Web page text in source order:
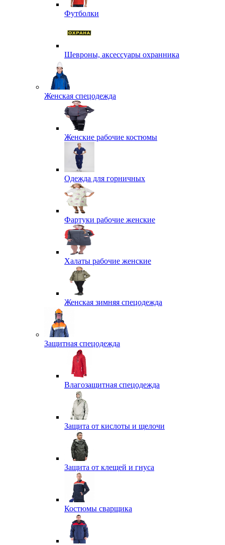
Футболки
Шевроны, аксессуары охранника
Женская спецодежда
Женские рабочие костюмы
Одежда для горничных
Фартуки рабочие женские
Халаты рабочие женские
Женская зимняя спецодежда
Защитная спецодежда
Влагозащитная спецодежда
Защита от кислоты и щелочи
Защита от клещей и гнуса
Костюмы сварщика